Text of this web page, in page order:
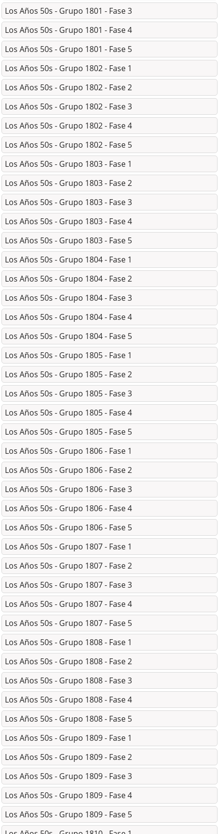
Los Años 50s - Grupo 1801 - Fase 3
Los Años 50s - Grupo 1801 - Fase 4
Los Años 50s - Grupo 1801 - Fase 5
Los Años 50s - Grupo 1802 - Fase 1
Los Años 50s - Grupo 1802 - Fase 2
Los Años 50s - Grupo 1802 - Fase 3
Los Años 50s - Grupo 1802 - Fase 4
Los Años 50s - Grupo 1802 - Fase 5
Los Años 50s - Grupo 1803 - Fase 1
Los Años 50s - Grupo 1803 - Fase 2
Los Años 50s - Grupo 1803 - Fase 3
Los Años 50s - Grupo 1803 - Fase 4
Los Años 50s - Grupo 1803 - Fase 5
Los Años 50s - Grupo 1804 - Fase 1
Los Años 50s - Grupo 1804 - Fase 2
Los Años 50s - Grupo 1804 - Fase 3
Los Años 50s - Grupo 1804 - Fase 4
Los Años 50s - Grupo 1804 - Fase 5
Los Años 50s - Grupo 1805 - Fase 1
Los Años 50s - Grupo 1805 - Fase 2
Los Años 50s - Grupo 1805 - Fase 3
Los Años 50s - Grupo 1805 - Fase 4
Los Años 50s - Grupo 1805 - Fase 5
Los Años 50s - Grupo 1806 - Fase 1
Los Años 50s - Grupo 1806 - Fase 2
Los Años 50s - Grupo 1806 - Fase 3
Los Años 50s - Grupo 1806 - Fase 4
Los Años 50s - Grupo 1806 - Fase 5
Los Años 50s - Grupo 1807 - Fase 1
Los Años 50s - Grupo 1807 - Fase 2
Los Años 50s - Grupo 1807 - Fase 3
Los Años 50s - Grupo 1807 - Fase 4
Los Años 50s - Grupo 1807 - Fase 5
Los Años 50s - Grupo 1808 - Fase 1
Los Años 50s - Grupo 1808 - Fase 2
Los Años 50s - Grupo 1808 - Fase 3
Los Años 50s - Grupo 1808 - Fase 4
Los Años 50s - Grupo 1808 - Fase 5
Los Años 50s - Grupo 1809 - Fase 1
Los Años 50s - Grupo 1809 - Fase 2
Los Años 50s - Grupo 1809 - Fase 3
Los Años 50s - Grupo 1809 - Fase 4
Los Años 50s - Grupo 1809 - Fase 5